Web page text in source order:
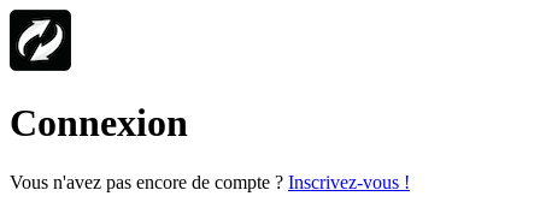
Connexion
Vous n'avez pas encore de compte ? Inscrivez-vous !